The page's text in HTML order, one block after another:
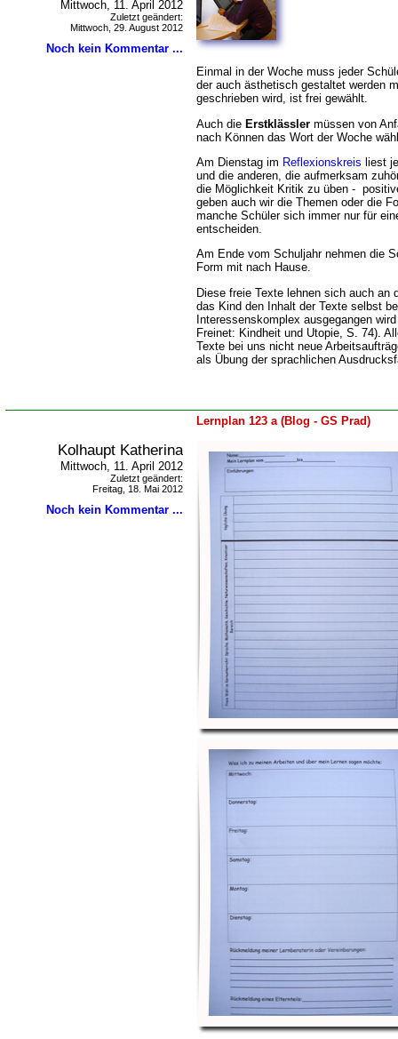
Mittwoch, 11. April 2012
Zuletzt geändert:
Mittwoch, 29. August 2012
Noch kein Kommentar ...
Einmal in der Woche muss jeder
der auch ästhetisch gestaltet werden
geschrieben wird, ist frei gewählt.
Auch die Erstklässler müssen von
nach Können das Wort der Woche
Am Dienstag im Reflexionskreis liest
und die anderen, die aufmerksam
die Möglichkeit Kritik zu üben -
geben auch wir die Themen oder die
manche Schüler sich immer nur für
entscheiden.
Am Ende vom Schuljahr nehmen die
Form mit nach Hause.
Diese freie Texte lehnen sich auch an
das Kind den Inhalt der Texte selbst
Interessenskomplex ausgegangen
Freinet: Kindheit und Utopie, S. 74).
Texte bei uns nicht neue
als Übung der sprachlichen
Lernplan 123 a (Blog - GS Prad)
Kolhaupt Katherina
Mittwoch, 11. April 2012
Zuletzt geändert:
Freitag, 18. Mai 2012
Noch kein Kommentar ...